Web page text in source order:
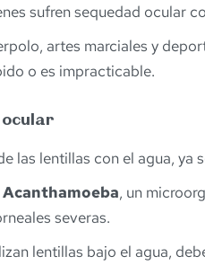
sufren sequedad ocular
artes marciales y
o es impracticable.
ocular
las lentillas con el agua, ya
Acanthamoeba, un
severas.
lentillas bajo el agua,